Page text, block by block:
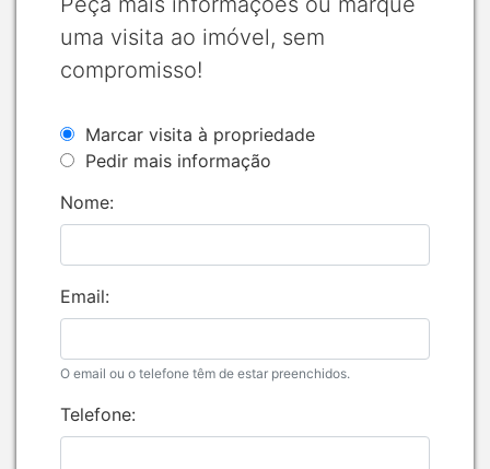
uma visita ao imóvel, sem
compromisso!
Marcar visita à propriedade
Pedir mais informação
Nome:
Email:
O email ou o telefone têm de estar preenchidos.
Telefone: